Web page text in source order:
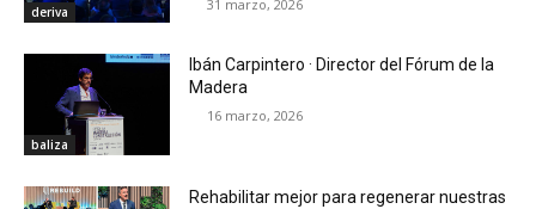
deriva 31 marzo, 2026
baliza
Ibán Carpintero · Director del Fórum de la
Madera
16 marzo, 2026
Rehabilitar mejor para regenerar nuestras